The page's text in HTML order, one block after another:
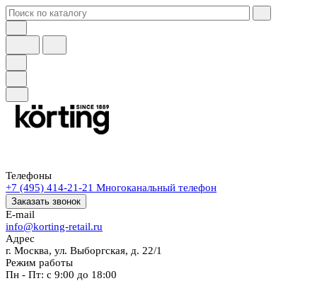
Телефоны
+7 (495) 414-21-21 Многоканальный телефон
Заказать звонок
E-mail
info@korting-retail.ru
Адрес
г. Москва, ул. Выборгская, д. 22/1
Режим работы
Пн - Пт: с 9:00 до 18:00